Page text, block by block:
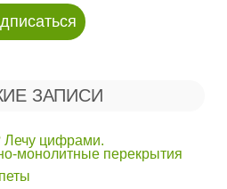
ЗАПИСИ
Лечу цифрами.
монолитные перекрытия